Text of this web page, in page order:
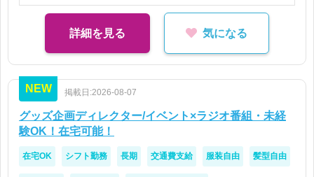
【歓迎】
・制作ディレクション経験
詳細を見る 気になる
NEW 掲載日:2026-08-07
グッズ企画ディレクター/イベント×ラジオ番組・未経
験OK！在宅可能！
在宅OK シフト勤務 長期 交通費支給 服装自由 髪型自由